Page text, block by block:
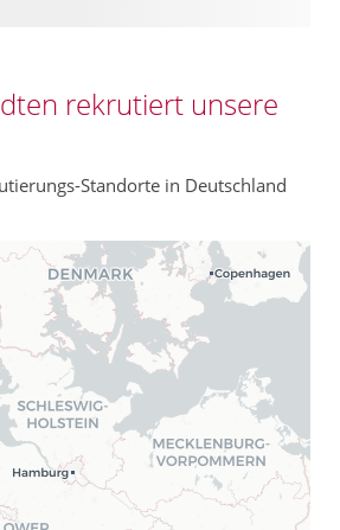
rekrutiert unsere
Standorte in Deutschland